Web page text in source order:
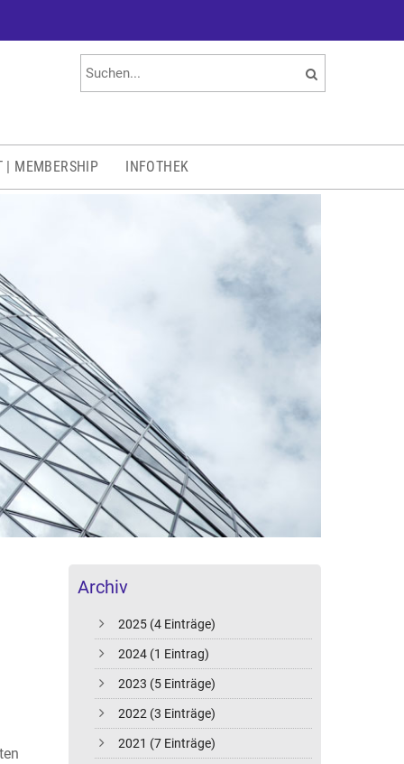
| MEMBERSHIP INFOTHEK
Archiv
2025 (4 Einträge)
2024 (1 Eintrag)
2023 (5 Einträge)
2022 (3 Einträge)
2021 (7 Einträge)